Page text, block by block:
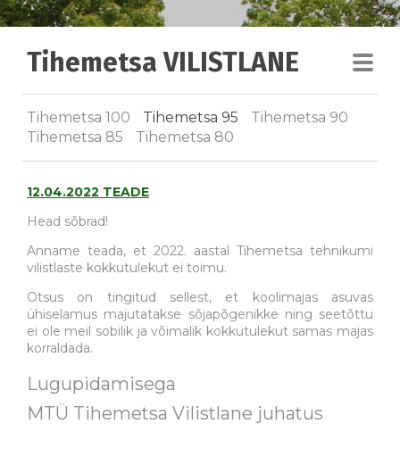
Tihemetsa VILISTLANE
Tihemetsa 100 Tihemetsa 95
Tihemetsa 90
Tihemetsa 85
Tihemetsa 80
12.04.2022 TEADE
Head sõbrad!
Anname teada, et 2022. aastal Tihemetsa tehnikumi
vilistlaste kokkutulekut ei toimu.
Otsus on tingitud sellest, et koolimajas asuvas
ühiselamus majutatakse sõjapõgenikke ning seetõttu
ei ole meil sobilik ja võimalik kokkutulekut samas majas
korraldada.
Lugupidamisega
MTÜ Tihemetsa Vilistlane juhatus